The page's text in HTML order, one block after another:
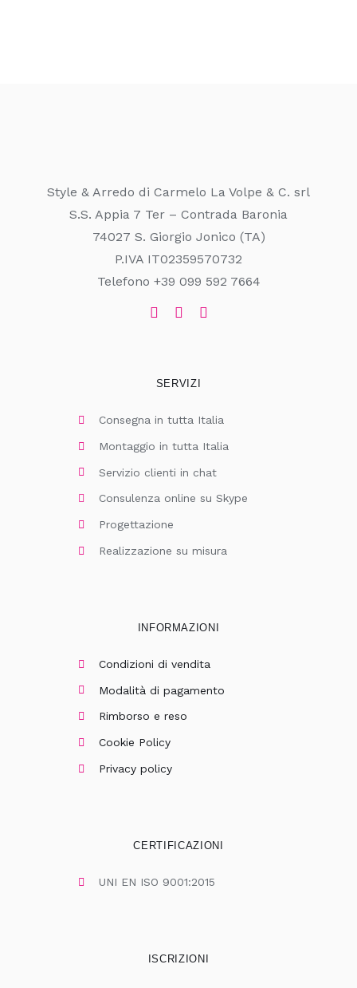
Style & Arredo di Carmelo La Volpe & C. srl
S.S. Appia 7 Ter – Contrada Baronia
74027 S. Giorgio Jonico (TA)
P.IVA IT02359570732
Telefono +39 099 592 7664
SERVIZI
Consegna in tutta Italia
Montaggio in tutta Italia
Servizio clienti in chat
Consulenza online su Skype
Progettazione
Realizzazione su misura
INFORMAZIONI
Condizioni di vendita
Modalità di pagamento
Rimborso e reso
Cookie Policy
Privacy policy
CERTIFICAZIONI
UNI EN ISO 9001:2015
ISCRIZIONI